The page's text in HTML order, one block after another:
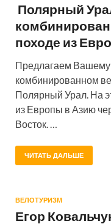
Полярный
походе из
Предлагаем Вашему
комбинированном
Полярный Урал. На
из Европы в Азию
Восток. …
ЧИТАТЬ ДАЛЬШЕ
ВЕЛОТУРИЗМ
Егор